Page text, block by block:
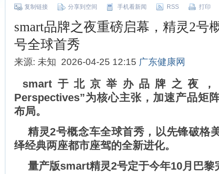
复制链接 分享到空间 手机看新闻 RSS 打印
smart品牌之夜重磅启幕，精灵2号
号全球首秀
来源: 未知 2026-04-25 12:15 广东健康网
smart 于北京举办品牌之夜
Perspectives”为核心主张 ，加速产品矩
布局。
精灵2号概念车全球首秀，以先锋破格
绎经典两座都市座驾的全新进化。
量产版smart精灵2号定于今年10月巴黎